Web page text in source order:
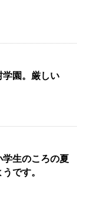
学園。厳しい
学生のころの夏
です。